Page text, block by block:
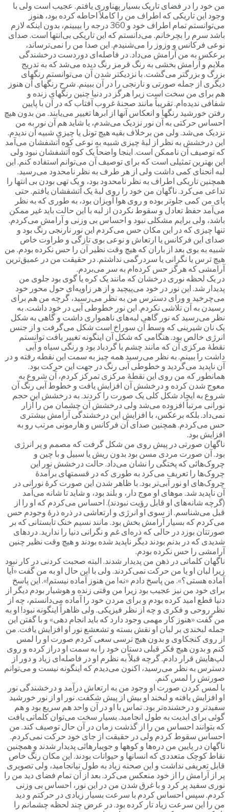
من خود را در فضای تاریک بسیار پهناوری یافتم. عجیب است ولی با
وجود این تاریکی که اطراف من را کاملاً احاطه کرده بود، هنوز
می‌توانستم تمام اطراف خود و 360 درجه را بیبینم، بدون اینکه لازم
باشد سرم را بچرخانم. می‌‌دانستم که این تاریکی بی‌انتها است. صدای
نوعی فرکانس و وزوز را می‌شنیدم. این صدا من را نمی‌ترساند،
برعکس به من آرامش می‌داد. در فاصله‌ای دوردست درخشندگی
ملایم و آرامش بخشی به رنگ قرمز رنگ دیده می‌شد که به تدریج
بزرگ و بزرگتر می‌گشت. با نزدیکتر شدن آن می‌توانستم رنگهای
دیگری از جمله صورتی و نارنجی را در آن ببینم. شرح رنگهای آن هنوز
هم برای من سخت است زیرا هرگز در دنیا چنین رنگهای زنده و
شفافی ندیده‌ام. تقریباً مانند صحنۀ غروب آفتاب که در آن با پایین
رفتن خورشید رنگها و انعکاس آنها از ابرها تغییر می‌یابند. من بدون هیچ
احساس حرکتی به آن نور نزدیک‌ می‌شدم، یا شاید هم آن نور به من
نزدیک‌ می‌شد. ولی من برخلاف بقیه هیچ تونل یا چیزی شبیه آن ندیدم.
این درخشش به نظر از لبۀ چیزی شبیه به نوعی کوه آتشفشان می‌آمد
که توصیف آن ناممکن است. اینجا واضحاً یک کوه آتشفشان نبود ولی
این بهترین تمثیلی است که برای توصیف آن می‌توانم استفاده کنم. این
لبه انحنای کمی داشت ولی از هر طرف به نظر نامحدود می‌رسید.
همچنین تاریکی اطراف به نظر نامحدود بود، و یک تهی بودن بی انتها را
تداعی می‌کرد. ناگهان من خود را روی لبۀ یک آتشفشان یافتم. حتی
پای من کمی جلوتر بوده و روی هوا آویزان بود، به طوری که به نظر
می‌آمد حفظ تعادل و سقوط نکردن از لبه با این حالت باید غیر ممکن
باشد، ولی برایم مشکلی نبود و احساس بی وزنی و آرامش می‌کردم.
تنها چیزی که در این مکان حس می‌کردم این نور نارنجی رنگ بود و
صدای این فرکانس یا ارتعاش و نوعی بوی تازگی و طراوت خاص
شبیه به بوی بعد از باران که هیچ وقت نظیر آن را حس نکرده بودم. من
هیچ ترس یا نگرانی یا سردرگمی نداشتم. در حقیقت من در عمیق‌ترین
آرامشی که هرگز حس کرده‌ام به سر می‌بردم.
در یک لحظه نوری درخشان که مانند یک کره یا گوی بود جلوی من
پدیدار شد. این نور در خود می‌پیچید و از هر زاویه‌ای حول محور خود
می‌چرخید و ورای دسترس من به نظر می‌رسید، گرچه من هم برای
رسیدن به آن تلاشی نکردم. این نور خطوطی آبی در خود داشت. به
نظر می‌رسید که نور گاهی لبه‌های ناهمواری داشت و گاهی به شکل
یک نان شیرینی که وسط آن سوراخ است شکل می‌گرفت و از جنس
انرژی خالص بود. هنگامی که شکل آن اینگونه تغییر یافت توانستم
نقطۀ مرکزی آن که مانند چشم یا گردباد بود و رنگی سیاه و آبی
داشت را ببینم. به نظر می‌رسید همه چیز به سمت این نقطه رفته و در
آن ناپدید می‌گردید و خطوطی آبی رنگ در جهت این حرکت بود.
همانطور که من روی این نقطۀ مرکزی تمرکز ‌کردم، آن شروع به
معوج شدن کرده و درخشش آن افزایش یافت و خطوط آبی رنگ آن
شروع به ایجاد شکل کلی یک صورت را کردند. به درخشش این حجم
نورانی مرتباً افزوده می‌شد ولی درخشش آن چشمان من را آزار
نمی‌داد. بلکه برعکس، با افزایش این درخشندگی آرامش بیشتری
حس می‌کردم. همچنین صدای آن فرکانس و هارمونی مرتب رو به
افزایش بود.
ناگهان صورتی در پیش روی من شکل گرفت که مصمم و پر انرژی
بود. آن صورت مردی مسن بود بدون ریش یا سبیل و با چین و
چروک‌هائی که پختگی را نشان می‌داد. حالت درخشش نور این
چروک‌ها را تعریف می‌کرد به طوری که در قسمتهای برآمدۀ
چروک‌های او نور آبی‌تر بود. با ظاهر شدن این صورت کرۀ نورانی در
آن ناپدید شد. موهای او موج دار، و بلند بود، و شاید تا شانه می‌آمد
(گرچه شانه‌های او قابل رؤیت نبودند). احساس می‌کردم که او را از
قبل می‌شناسم. از سوی او انرژی و ارتعاشی در ذره ذرۀ وجودم حس
می‌کردم که بسیار آرامش بخش بود. مانند نسیم خنک تابستانی که بر
صورتتان بوزد در حالی که ذره‌ای غم و نگرانی دنیا را ندارید. دردهای
شدیدی که در بدنم بودند دیگر ناپدید شده بودند و هیچ وقت نظیر چنین
آرامشی را حس نکرده بودم.
ناگهان کلماتی در ذهن من پدیدار شدند. البته صحبت کردنی در کار نبود
زیرا لبان او یا من حرکت نمی‌کردند. ولی با این حال او به من گفت «آیا
آماده هستی؟». من پاسخ دادم «نه! من هنوز آماده نیستم!». این پاسخ
برای خود من نیز عجیب بود زیرا من وقتی زنده و هوشیار بودم دیگر از
دنیا قطع امید کرده بودم و برای مردن خود را آماده می‌دانستم، چه از
نظر روحی و فکری و چه از نظر فیزیکی. ولی ظاهراً اینگونه نبود! او به
من گفت «هنوز کار مهمی وجود دارد که باید انجام دهی» و با گفتن این
جمله لبخندی بر لبان او نقش بسته و تشعشع نور او افزایش یافت. من
از روی کنجکاوی و بدون هیچ ترسی سعی کردم صورت او را لمس
کنم و بدون هیچ فکر قبلی دستان خود را به سمت او دراز کرده و روی
لپ‌هایش قرار دادم. گرچه قبلاً به نظرم او در فاصله‌ای زیاد و دور از
دسترس به نظر می‌رسید، اکنون می‌دیدم که اینگونه نیست و می‌توانم
صورتش را لمس کنم.
با لمس کردن صورت او وجود من به ارتعاش درآمد و درخشندگی نور
او افزایش یافته و لبخند او بیش از پیش شکفت. نور او از نور خورشید
سفید‌تر و درخشنده‌تر بود. تماس با او در آن واحد هم سریع بود و هم
گوئی برای ابدیت به طول انجامید. بسیار سخت می‌توان کلماتی یافت
که بتوانند احساس من را از گذشت زمان در آن حال توصیف کند. من
احساس سقوط کردم ولی در حقیقت از جای خود حرکت نمی‌کردم.
ناگهان در پایین من دره‌ها و کوهها و جویبارهائی پدیدار شدند و همچنین
نقاط کوچک متعددی که انسانها و حیوانات بودند. این مکان رنگ خاص
قابل تعریفی نداشت و این صحنه زیاد به طول نیانجامید، ولی تصویری
پر از آرامش را از خود منعکس می‌کرد. بعد از آن تمام فضای دید من را
نوری سفید پر کرد و با غرق شدن من در این نور، احساس بی وزنی
کردم. سپس احساس کردم با سرعت بسیار زیادی در حرکتم و دید
من را این سرعت زیاد تار کرده بود. در عرض چند لحظه چشمانم را